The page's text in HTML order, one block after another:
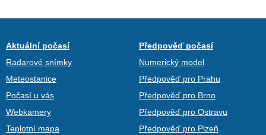
Aktuální počasí
Radarové snímky
Meteostanice
Počasí u vás
Webkamery
Teplotní mapa
Předpověď počasí
Numerický model
Předpověď pro Prahu
Předpověď pro Brno
Předpověď pro Ostravu
Předpověď pro Plzeň